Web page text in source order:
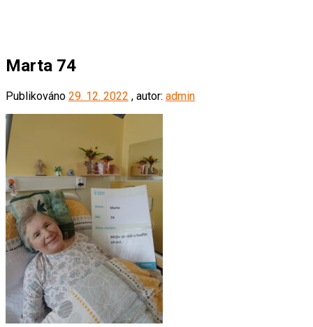
Marta 74
Publikováno 29. 12. 2022 , autor: admin